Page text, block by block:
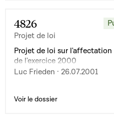
4826
Projet de loi
Projet de loi sur
de l'exercice 2000
Luc Frieden · 26.07.2001
Voir le dossier